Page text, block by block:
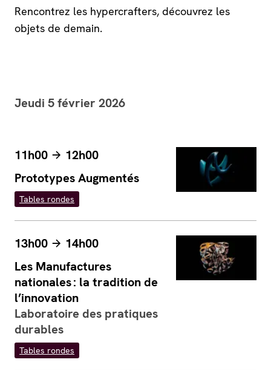
Rencontrez les hypercrafters, découvrez les
objets de demain.
Jeudi 5 février 2026
Prototypes Augmentés
11h00 12h00
Tables rondes
Les Manufactures
nationales : la tradition de
l’innovation
Laboratoire des pratiques
durables
13h00 14h00
Tables rondes